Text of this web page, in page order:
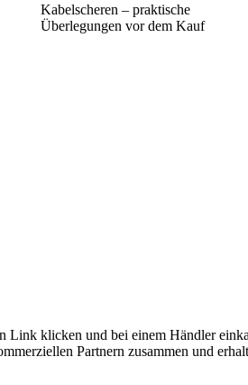
Kabelscheren – praktische
Überlegungen vor dem Kauf
Link klicken und bei einem Händler
Partnern zusammen und